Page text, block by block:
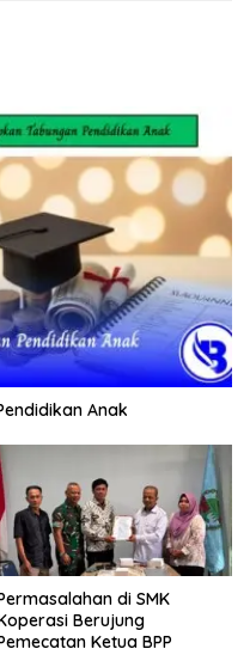
Anak
di SMK
Berujung
Ketua BPP